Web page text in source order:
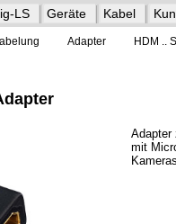
LS Geräte Kabel
Adapter HDM ..
Adapter
mit